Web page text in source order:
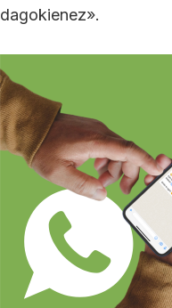
dagokienez».